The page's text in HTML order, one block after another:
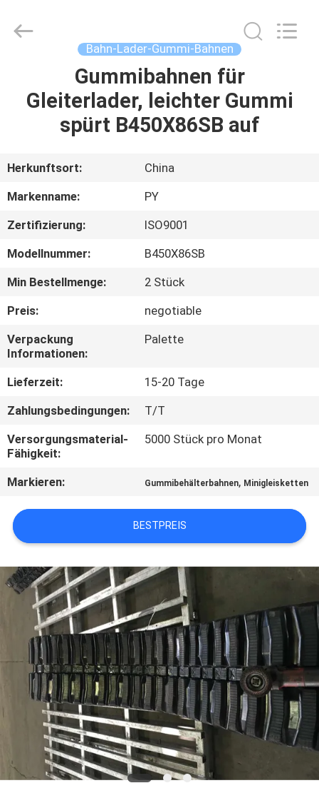
PRODUKTE
ÜBER
UNS
FABRIK-
AUSFLUG
QUALITÄTSKONTROLLE
TRETEN
SIE
MIT
IN
VERBINDUNG
FORDERN
SIE EIN
ZITAT
NEWS
SITEMAP
PRIVACY
POLICY
Bahn-Lader-Gummi-Bahnen
Gummibahnen für
Gleiterlader, leichter Gummi
spürt B450X86SB auf
Herkunftsort:
China
Markenname:
PY
Zertifizierung:
ISO9001
Modellnummer:
B450X86SB
Min Bestellmenge:
2 Stück
Preis:
negotiable
Verpackung
Informationen:
Palette
Lieferzeit:
15-20 Tage
Zahlungsbedingungen:
T/T
Versorgungsmaterial-
Fähigkeit:
5000 Stück pro Monat
Markieren: Gummibehälterbahnen, Minigleisketten
BESTPREIS